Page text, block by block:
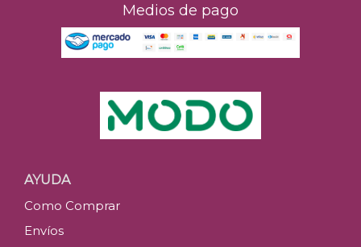
Medios de pago
AYUDA
Como Comprar
Envíos